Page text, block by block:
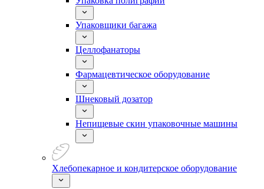
Упаковщики багажа
Целлофанаторы
Фармацевтическое оборудование
Шнековый дозатор
Непищевые скин упаковочные машины
Хлебопекарное и кондитерское оборудование